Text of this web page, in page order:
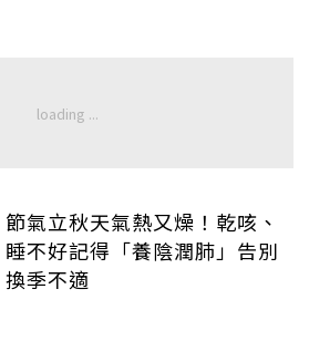
節氣立秋天氣熱又燥！乾咳、
睡不好記得「養陰潤肺」告別
換季不適